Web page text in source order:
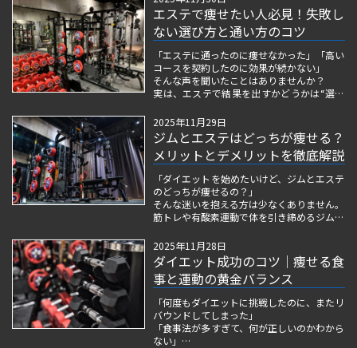
ど、理想と違う結果につながることも。
美しく痩せるためには、やみくもにトレーニ
エステで痩せたい人必見！失敗し
ない選び方と通い方のコツ
「エステに通ったのに痩せなかった」「高い
コースを契約したのに効果が続かない」
そんな声を聞いたことはありませんか？
実は、エステで結果を出すかどうかは“選び
同じ施術でも、自分の体質や目的に合ってい
なければ、思うような変化は得られません。
この記事では、エステで本当に痩...
ジムとエステはどっちが痩せる？
メリットとデメリットを徹底解説
2025年11月29日
「ダイエットを始めたいけど、ジムとエステ
のどっちが痩せるの？」
そんな迷いを抱える方は少なくありません。
筋トレや有酸素運動で体を引き締めるジム。
るエステ。
それぞれに魅力があり、効果の出方もリバウ
ンドのしやすさもまったく異なります。
ダイエット成功のコツ｜痩せる食
事と運動の黄金バランス
2025年11月28日
「何度もダイエットに挑戦したのに、またリ
バウンドしてしまった」
「食事法が多すぎて、何が正しいのかわから
ない」